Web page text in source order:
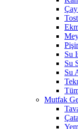
Su
Su
Su
Mutfak